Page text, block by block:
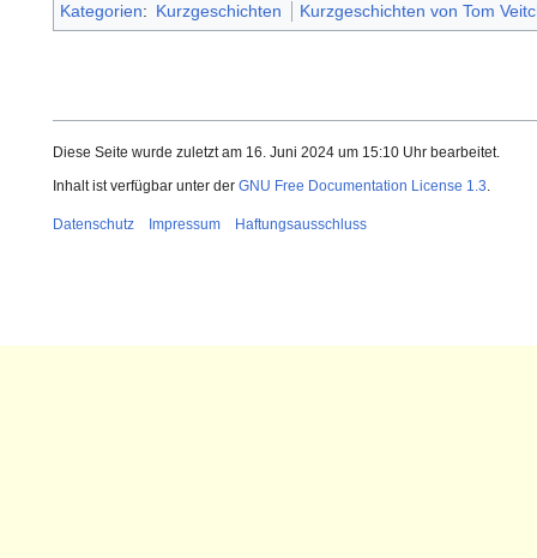
Kategorien: Kurzgeschichten Kurzgeschichten von Tom
Diese Seite wurde zuletzt am 16. Juni 2024 um 15:10 Uhr bearbeitet.
Inhalt ist verfügbar unter der GNU Free Documentation License 1.3.
Datenschutz Impressum Haftungsausschluss